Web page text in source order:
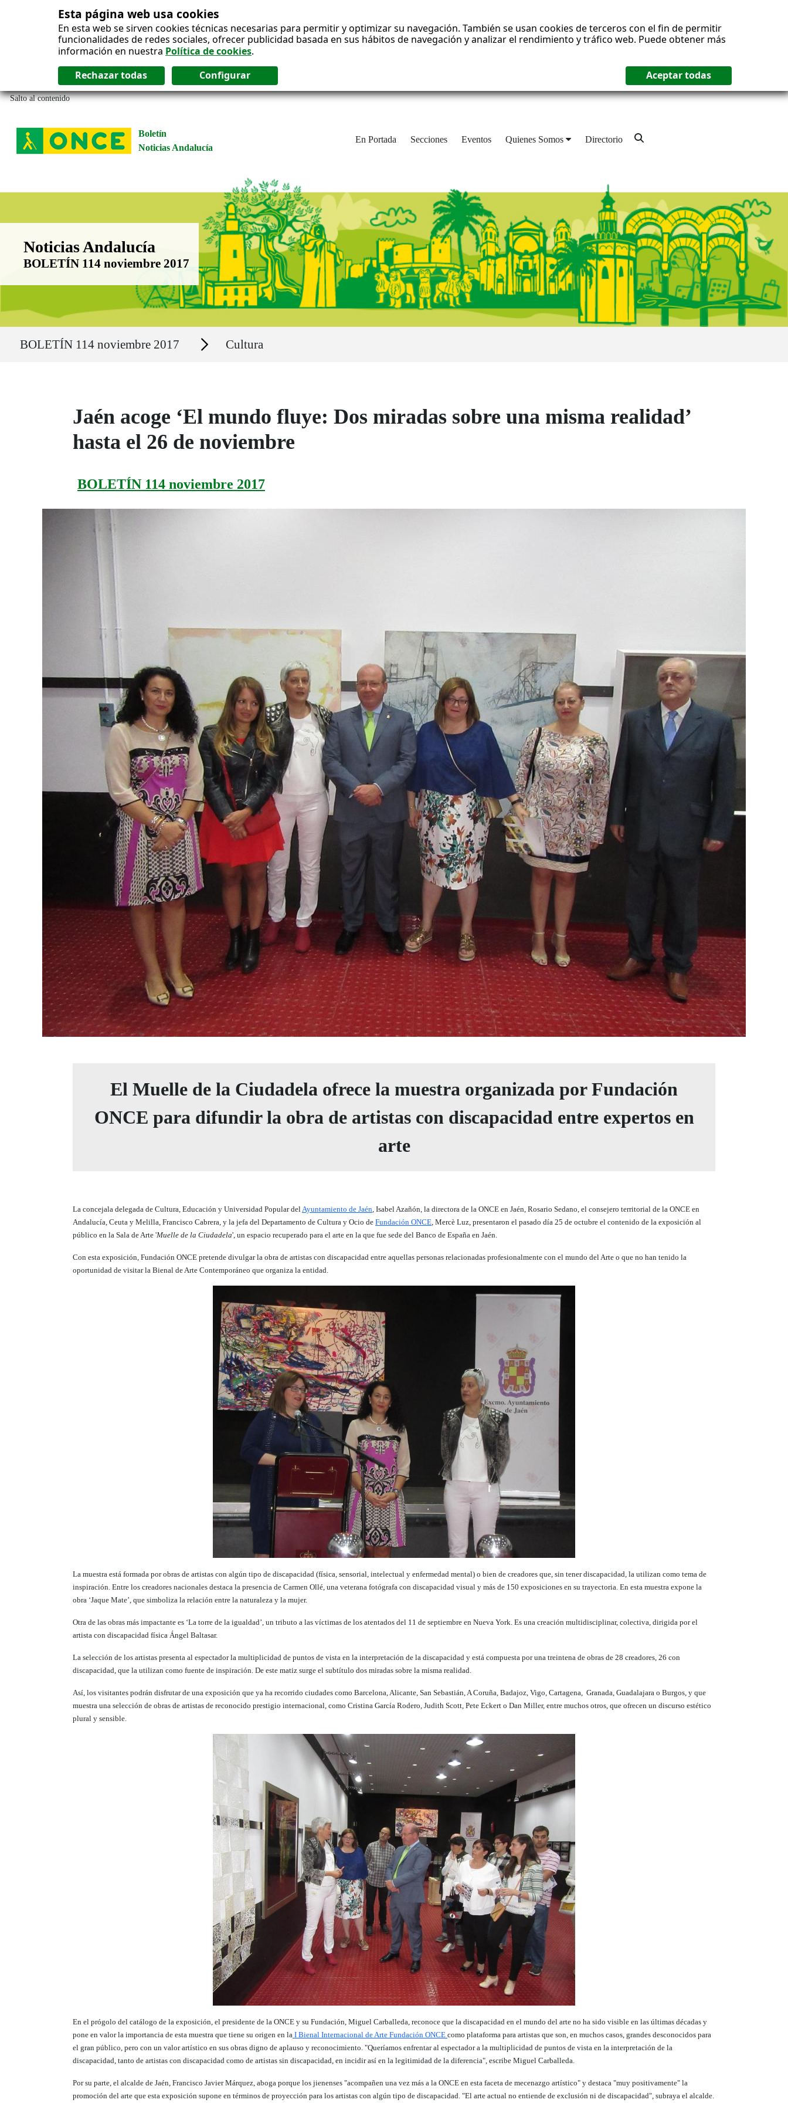
Esta página web usa cookies
En esta web se sirven cookies técnicas necesarias para permitir y optimizar su navegación. También se usan cookies de terceros con el fin de permitir
funcionalidades de redes sociales, ofrecer publicidad basada en sus hábitos de navegación y analizar el rendimiento y tráfico web. Puede obtener más
información en nuestra Política de cookies.
Salto al contenido
Boletín
Noticias Andalucía
En Portada Secciones Eventos Quienes Somos Directorio
Boletín Noticias Andalucía
Noticias Andalucía
BOLETÍN 114 noviembre 2017
BOLETÍN 114 noviembre 2017 Secciones Cultura
Jaén acoge ‘El mundo fluye: Dos miradas sobre una misma realidad’
hasta el 26 de noviembre
BOLETÍN 114 noviembre 2017
El Muelle de la Ciudadela ofrece la muestra organizada por Fundación
ONCE para difundir la obra de artistas con discapacidad entre expertos en
arte
La concejala delegada de Cultura, Educación y Universidad Popular delAyuntamiento de Jaén, Isabel Azañón, la directora de la ONCE en Jaén, Rosario Sedano, el consejero territorial de la ONCE en
Andalucía, Ceuta y Melilla, Francisco Cabrera, y la jefa del Departamento de Cultura y Ocio de Fundación ONCE, Mercè Luz, presentaron el pasado día 25 de octubre el contenido de la exposición al
público en la Sala de Arte 'Muelle de la Ciudadela', un espacio recuperado para el arte en la que fue sede del Banco de España en Jaén.
Con esta exposición, Fundación ONCE pretende divulgar la obra de artistas con discapacidad entre aquellas personas relacionadas profesionalmente con el mundo del Arte o que no han tenido la
oportunidad de visitar la Bienal de Arte Contemporáneo que organiza la entidad.
La muestra está formada por obras de artistas con algún tipo de discapacidad (física, sensorial, intelectual y enfermedad mental) o bien de creadores que, sin tener discapacidad, la utilizan como tema de
inspiración. Entre los creadores nacionales destaca la presencia de Carmen Ollé , una veterana fotógrafa con discapacidad visual y más de 150 exposiciones en su trayectoria. En esta muestra expone la
obra ‘Jaque Mate’, que simboliza la relación entre la naturaleza y la mujer.
Otra de las obras más impactante es ‘La torre de la igualdad’, un tributo a las víctimas de los atentados del 11 de septiembre en Nueva York. Es una creación multidisciplinar, colectiva, dirigida por el
artista con discapacidad física Ángel Baltasar.
La selección de los artistas presenta al espectador la multiplicidad de puntos de vista en la interpretación de la discapacidad y está compuesta por una treintena de obras de 28 creadores, 26 con
discapacidad, que la utilizan como fuente de inspiración. De este matiz surge el subtítulo dos miradas sobre la misma realidad.
Así, los visitantes podrán disfrutar de una exposición que ya ha recorrido ciudades como Barcelona, Alicante, San Sebastián, A Coruña, Badajoz, Vigo, Cartagena, Granada, Guadalajara o Burgos, y que
muestra una selección de obras de artistas de reconocido prestigio internacional, como Cristina García Rodero, Judith Scott, Pete Eckert o Dan Miller, entre muchos otros, que ofrecen un discurso estético
plural y sensible.
En el prógolo del catálogo de la exposición, el presidente de la ONCE y su Fundación, Miguel Carballeda, reconoce que la discapacidad en el mundo del arte no ha sido visible en las últimas décadas y
pone en valor la importancia de esta muestra que tiene su origen en la I Bienal Internacional de Arte Fundación ONCE como plataforma para artistas que son, en muchos casos, grandes desconocidos para
el gran público, pero con un valor artístico en sus obras digno de aplauso y reconocimiento. "Queríamos enfrentar al espectador a la multiplicidad de puntos de vista en la interpretación de la
discapacidad, tanto de artistas con discapacidad como de artistas sin discapacidad, en incidir así en la legitimidad de la diferencia", escribe Miguel Carballeda.
Por su parte, el alcalde de Jaén, Francisco Javier Márquez, aboga porque los jienenses "acompañen una vez más a la ONCE en esta faceta de mecenazgo artístico" y destaca "muy positivamente" la
promoción del arte que esta exposición supone en términos de proyección para los artistas con algún tipo de discapacidad. "El arte actual no entiende de exclusión ni de discapacidad", subraya el alcalde.